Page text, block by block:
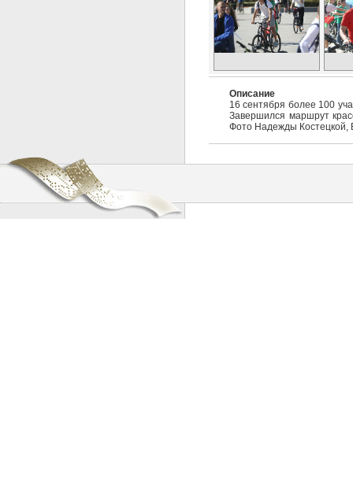
Описание
16 сентября более 100
Завершился маршрут
Фото Надежды Костецкой,